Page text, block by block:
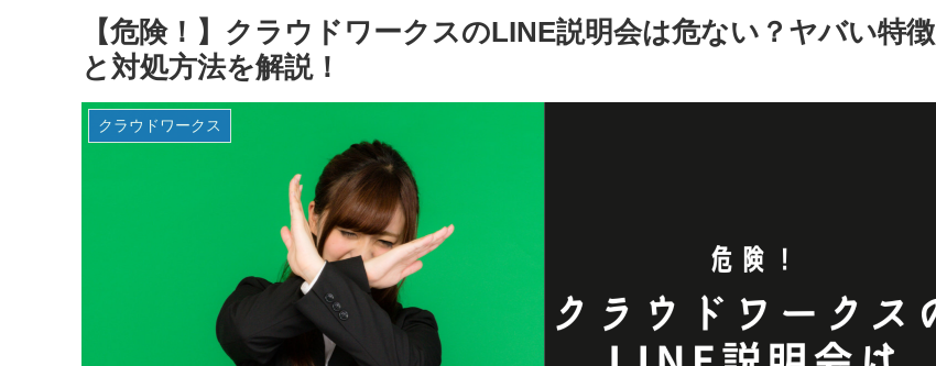
【危険！】クラウドワークスのLINE説明会は危ない？ヤバい特徴
と対処方法を解説！
クラウドワークス